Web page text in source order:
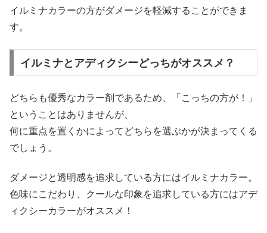
イルミナカラーの方がダメージを軽減することができま
す。
イルミナとアディクシーどっちがオススメ？
どちらも優秀なカラー剤であるため、「こっちの方が！」
ということはありませんが、
何に重点を置くかによってどちらを選ぶかが決まってくる
でしょう。
ダメージと透明感を追求している方にはイルミナカラー。
色味にこだわり、クールな印象を追求している方にはアデ
ィクシーカラーがオススメ！